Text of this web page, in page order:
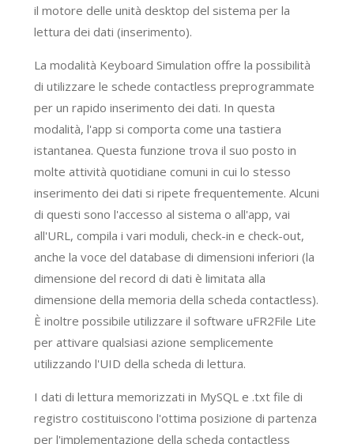
il motore delle unità desktop del sistema per la
lettura dei dati (inserimento).
La modalità Keyboard Simulation offre la possibilità
di utilizzare le schede contactless preprogrammate
per un rapido inserimento dei dati. In questa
modalità, l'app si comporta come una tastiera
istantanea. Questa funzione trova il suo posto in
molte attività quotidiane comuni in cui lo stesso
inserimento dei dati si ripete frequentemente. Alcuni
di questi sono l'accesso al sistema o all'app, vai
all'URL, compila i vari moduli, check-in e check-out,
anche la voce del database di dimensioni inferiori (la
dimensione del record di dati è limitata alla
dimensione della memoria della scheda contactless).
È inoltre possibile utilizzare il software uFR2File Lite
per attivare qualsiasi azione semplicemente
utilizzando l'UID della scheda di lettura.
I dati di lettura memorizzati in MySQL e .txt file di
registro costituiscono l'ottima posizione di partenza
per l'implementazione della scheda contactless